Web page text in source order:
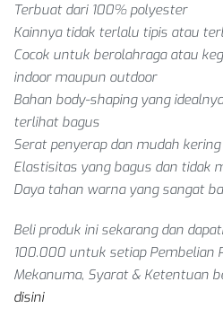
Terbuat dari 100% polyester
Kainnya tidak terlalu tipis atau
Cocok untuk berolahraga atau
indoor maupun outdoor
Bahan body-shaping yang
terlihat bagus
Serat penyerap dan mudah kering
Elastisitas yang bagus dan tidak
Daya tahan warna yang sangat
Beli produk ini sekarang dan
100.000 untuk setiap Pembelian
Mekanuma, Syarat & Ketentuan
disini